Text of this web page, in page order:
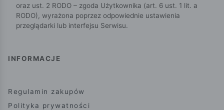
oraz ust. 2 RODO – zgoda Użytkownika (art. 6 ust. 1 lit. a
RODO), wyrażona poprzez odpowiednie ustawienia
przeglądarki lub interfejsu Serwisu.
INFORMACJE
Regulamin zakupów
Polityka prywatności